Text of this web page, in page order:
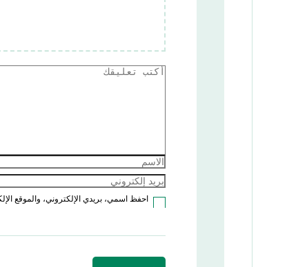
احفظ اسمي، بريدي الإلكتروني، والموقع